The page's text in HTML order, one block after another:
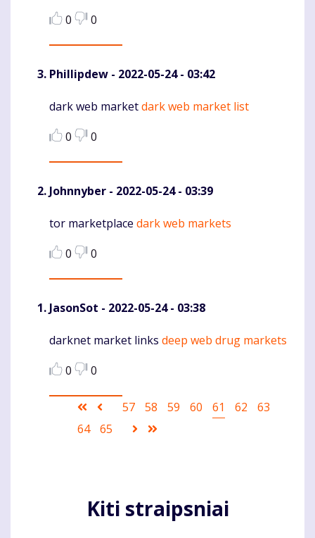
0
0
Phillipdew - 2022-05-24 - 03:42
Komentaras
dark web marketdark web market list
0
0
Johnnyber - 2022-05-24 - 03:39
Komentaras
tor marketplace dark web markets
0
0
JasonSot - 2022-05-24 - 03:38
Komentaras
darknet market links deep web drug markets
0
0
Pagination
First
page
Ankstesnis
puslapis
Puslapis
57 Puslapis
58 Puslapis
59 Puslapis
60
Current
61 Puslapis
62 Puslapis
63
Puslapis
64 Puslapis
65
Sekantis
Kiti straipsniai